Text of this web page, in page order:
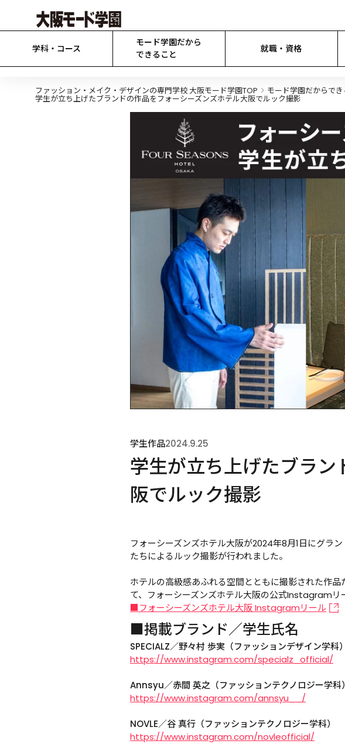
学科・コース
モード学園だから
できること
就職・資格
ファッション・メイク・デザインの専門学校 大阪モード学園TOP モード学園だからで
学生が立ち上げたブランドの作品をフォーシーズンズホテル大阪でルック撮影
学生作品2024.9.25
学生が立ち上げたブラ
阪でルック撮影
フォーシーズンズホテル大阪が2024年8月1日にグラ
たちによるルック撮影が行われました。
ホテルの高級感あふれる空間とともに撮影された作
て、フォーシーズンズホテル大阪の公式Instagramリ
■フォーシーズンズホテル大阪 Instagramリール
■掲載ブランド／学生氏名
SPECIALZ／野々村 歩実（ファッションデザイン学科）
https://www.instagram.com/specialz_official/
Annsyu／赤間 英之（ファッションテクノロジー学科）
https://www.instagram.com/annsyu__/
NOVLE／谷 真行（ファッションテクノロジー学科）
https://www.instagram.com/novleofficial/